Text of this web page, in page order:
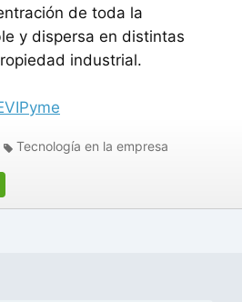
de toda la
y dispersa en distintas
industrial.
Tecnología en la empresa